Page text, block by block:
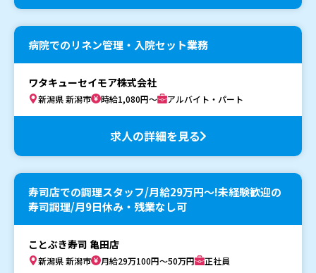
病院でのリネン管理・入院セット業務
ワタキューセイモア株式会社
新潟県 新潟市 時給1,080円～ アルバイト・パート
求人の詳細を見る
寿司店での調理スタッフ/月給29万円〜!未経験歓迎の
寿司調理/月9日休み・残業なし可
ことぶき寿司 亀田店
新潟県 新潟市 月給29万100円～50万円 正社員